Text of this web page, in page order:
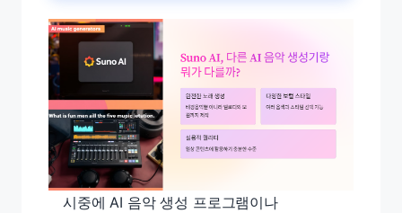
시중에 AI 음악 생성 프로그램이나